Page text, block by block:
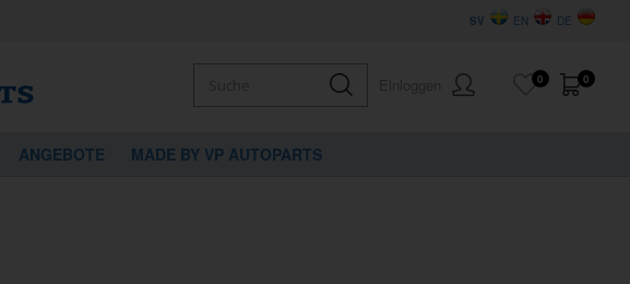
DE
EN
SV
0
0
ANGEBOTE MADE BY VP AUTOPARTS